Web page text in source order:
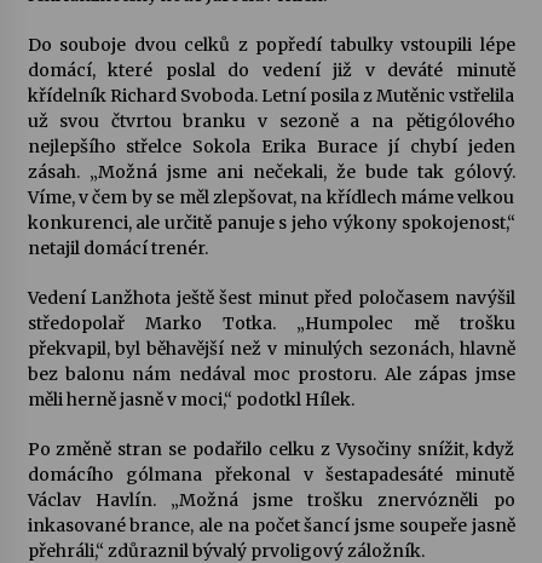
Letní koncerty ve Stromovce: Kolchoz a
28. 7. 2026
Votavžatský ploty
23. 7. 2026
Letní koncerty ve Stromovce: Rufus Miller
22. 7. 2026
17. 7. 2026
Ozvěny prázdnin
14. 7. 2026
Za kulturou kousek za Humpolec. V Želivě ožije
Do souboje dvou celků z popředí tabulky vstoupili lépe
domácí, které poslal do vedení již v deváté minutě
křídelník Richard Svoboda. Letní posila z Mutěnic vstřelila
už svou čtvrtou branku v sezoně a na pětigólového
nejlepšího střelce Sokola Erika Burace jí chybí jeden
zásah. „Možná jsme ani nečekali, že bude tak gólový.
Víme, v čem by se měl zlepšovat, na křídlech máme velkou
konkurenci, ale určitě panuje s jeho výkony spokojenost,“
netajil domácí trenér.
Vedení Lanžhota ještě šest minut před poločasem navýšil
středopolař Marko Totka. „Humpolec mě trošku
překvapil, byl běhavější než v minulých sezonách, hlavně
bez balonu nám nedával moc prostoru. Ale zápas jmse
měli herně jasně v moci,“ podotkl Hílek.
Po změně stran se podařilo celku z Vysočiny snížit, když
domácího gólmana překonal v šestapadesáté minutě
Václav Havlín. „Možná jsme trošku znervózněli po
inkasované brance, ale na počet šancí jsme soupeře jasně
přehráli,“ zdůraznil bývalý prvoligový záložník.